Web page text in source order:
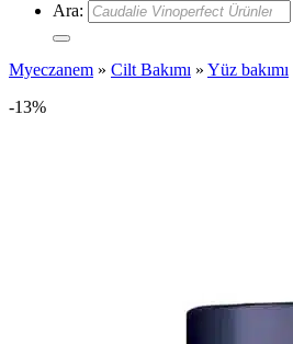
Ara:
Myeczanem » Cilt Bakımı » Yüz bakımı
-13%